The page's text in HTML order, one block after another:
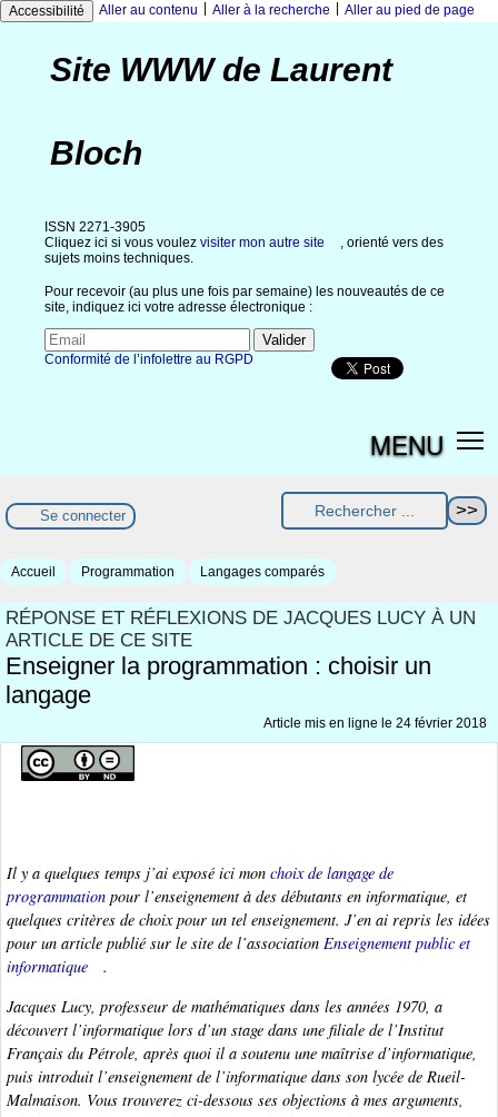
Accessibilité Aller au contenu Aller à la recherche Aller au pied de page
Site WWW de Laurent
Bloch
ISSN 2271-3905
Cliquez ici si vous voulez visiter mon autre site
, orienté vers des
sujets moins techniques.
Pour recevoir (au plus une fois par semaine) les nouveautés de ce
site, indiquez ici votre adresse électronique :
Conformité de l’infolettre au RGPD
MENU
Se connecter
Accueil Programmation Langages comparés
RÉPONSE ET RÉFLEXIONS DE JACQUES LUCY À UN
ARTICLE DE CE SITE
Enseigner la programmation : choisir un
langage
Article mis en ligne le 24 février 2018
Il y a quelques temps j’ai exposé ici mon choix de langage de
programmation pour l’enseignement à des débutants en informatique, et
quelques critères de choix pour un tel enseignement. J’en ai repris les idées
pour un article publié sur le site de l’association Enseignement public et
informatique
.
Jacques Lucy, professeur de mathématiques dans les années 1970, a
découvert l’informatique lors d’un stage dans une filiale de l’Institut
Français du Pétrole, après quoi il a soutenu une maîtrise d’informatique,
puis introduit l’enseignement de l’informatique dans son lycée de Rueil-
Malmaison. Vous trouverez ci-dessous ses objections à mes arguments,